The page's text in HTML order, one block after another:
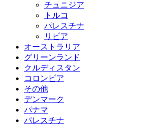
チュニジア
トルコ
パレスチナ
リビア
オーストラリア
グリーンランド
クルディスタン
コロンビア
その他
デンマーク
パナマ
パレスチナ